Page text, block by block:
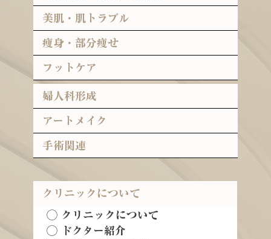
美肌・肌トラブル
痩身・部分痩せ
フットケア
婦人科形成
アートメイク
手術関連
クリニックについて
◯ クリニックについて
◯ ドクター紹介